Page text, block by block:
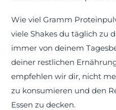
Wie viel Gramm
viele Shakes du täglich zu
immer von deinem
deiner restlichen
empfehlen wir dir, nicht
zu konsumieren und den
Essen zu decken.